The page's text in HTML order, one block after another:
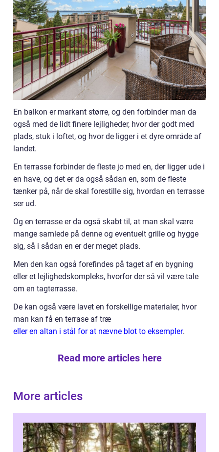
En balkon er markant større, og den forbinder man da
også med de lidt finere lejligheder, hvor der godt med
plads, stuk i loftet, og hvor de ligger i et dyre område af
landet.
En terrasse forbinder de fleste jo med en, der ligger ude i
en have, og det er da også sådan en, som de fleste
tænker på, når de skal forestille sig, hvordan en terrasse
ser ud.
Og en terrasse er da også skabt til, at man skal være
mange samlede på denne og eventuelt grille og hygge
sig, så i sådan en er der meget plads.
Men den kan også forefindes på taget af en bygning
eller et lejlighedskompleks, hvorfor der så vil være tale
om en tagterrasse.
De kan også være lavet en forskellige materialer, hvor
man kan få en terrase af træ
eller en altan i stål for at nævne blot to eksempler.
Read more articles here
More articles